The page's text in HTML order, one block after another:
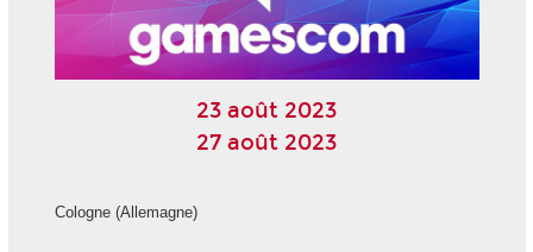
23 août 2023
27 août 2023
Cologne (Allemagne)